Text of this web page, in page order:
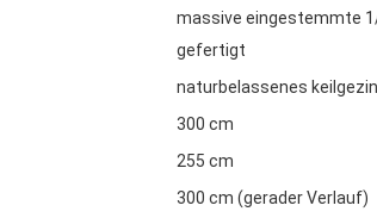
massive eingestemmte
gefertigt
naturbelassenes
300 cm
255 cm
300 cm (gerader Verlauf)